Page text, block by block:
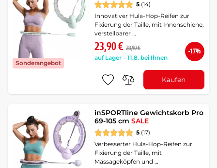
Sonderangebot
5 (14)
Innovativer Hula-Hop-Reifen zur
Fixierung der Taille, mit Innenschiene,
verstellbarer …
23,90 € 28,90 €
auf Lager – 11.8. bei Ihnen
-17%
Kaufen
inSPORTline Gewichtskorb Pro
69-105 cmSALE
5 (17)
Verbesserter Hula-Hop-Reifen zur
Fixierung der Taille, mit
Massageköpfen und …